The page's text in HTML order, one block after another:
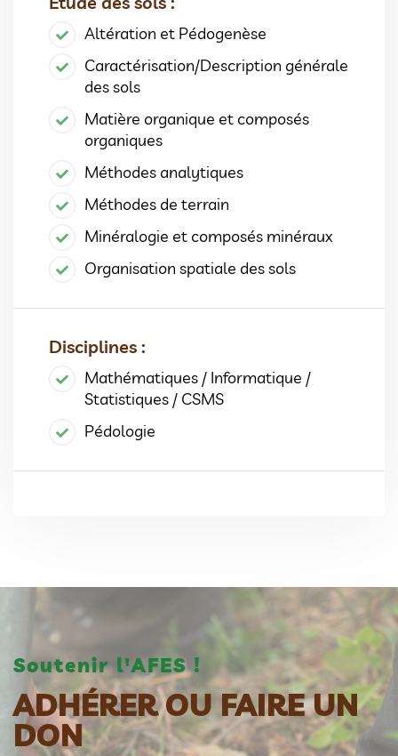
Altération et Pédogenèse
Caractérisation/Description générale
des sols
Matière organique et composés
organiques
Méthodes analytiques
Méthodes de terrain
Minéralogie et composés minéraux
Organisation spatiale des sols
Disciplines :
Mathématiques / Informatique /
Statistiques / CSMS
Pédologie
Soutenir l'AFES !
ADHÉRER OU FAIRE UN
DON